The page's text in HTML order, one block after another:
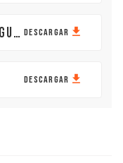
DESCARGAR
DESCARGAR